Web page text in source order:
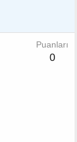
Puanları
0